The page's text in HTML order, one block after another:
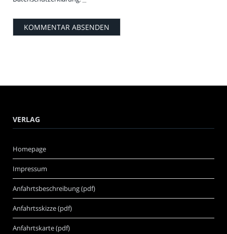
VERLAG
Homepage
Impressum
Anfahrtsbeschreibung (pdf)
Anfahrtsskizze (pdf)
Anfahrtskarte (pdf)